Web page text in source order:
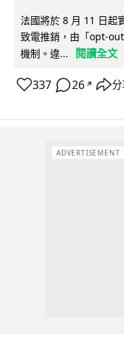
法國將於 8 月 11 日起
致電推銷，由「opt-
機制。違...
閱讀全文
337 26 ↗
ADVERTISEMENT